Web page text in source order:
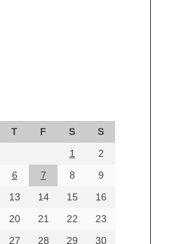
T F S
S
1
2
6 7 8
9
13 14 15
16
20 21 22
23
27 28 29
30